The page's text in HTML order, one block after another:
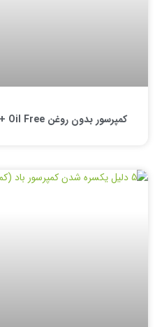
کمپرسور بدون روغن Oil Free + ویدیو نقد و بررسی کامل